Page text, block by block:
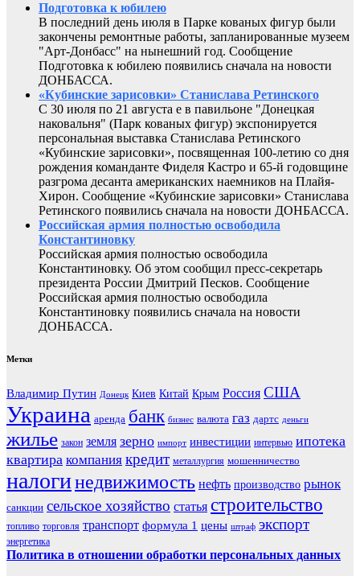
Подготовка к юбилею
В последний день июля в Парке кованых фигур были
закончены ремонтные работы, запланированные музеем
"Арт-Донбасс" на нынешний год. Сообщение
Подготовка к юбилею появились сначала на новости
ДОНБАССА.
«Кубинские зарисовки» Станислава Ретинского
С 30 июля по 21 августа е в павильоне "Донецкая
наковальня" (Парк кованых фигур) экспонируется
персональная выставка Станислава Ретинского
«Кубинские зарисовки», посвященная 100-летию со дня
рождения команданте Фиделя Кастро и 65-й годовщине
разгрома десанта американских наемников на Плайя-
Хирон. Сообщение «Кубинские зарисовки» Станислава
Ретинского появились сначала на новости ДОНБАССА.
Российская армия полностью освободила
Константиновку
Российская армия полностью освободила
Константиновку. Об этом сообщил пресс-секретарь
президента России Дмитрий Песков. Сообщение
Российская армия полностью освободила
Константиновку появились сначала на новости
ДОНБАССА.
Метки
Владимир Путин Донецк Киев Китай Крым Россия США
Украина аренда банк бизнес валюта газ дартс деньги
жилье закон земля зерно импорт инвестиции интервью ипотека
квартира компания кредит металлургия мошенничество
налогинедвижимость нефть производство рынок
санкции сельское хозяйство статья строительство
топливо торговля транспорт формула 1 цены штраф экспорт
энергетика
Политика в отношении обработки персональных данных